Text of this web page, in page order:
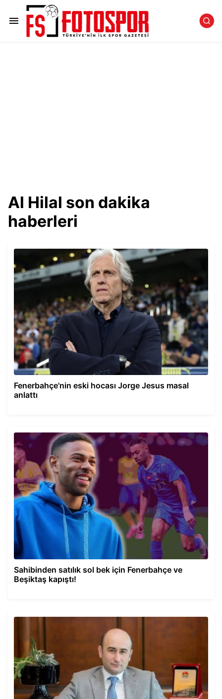
Al Hilal son dakika
haberleri
Fenerbahçe'nin eski hocası Jorge Jesus masal
anlattı
Sahibinden satılık sol bek için Fenerbahçe ve
Beşiktaş kapıştı!